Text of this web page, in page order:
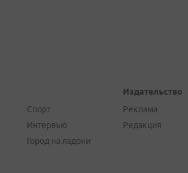
Спорт
Интервью
Город на ладони
Издательство
Реклама
Редакция